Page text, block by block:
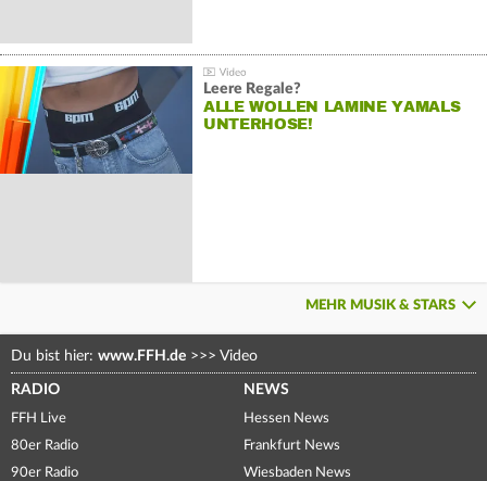
Leere Regale?
ALLE WOLLEN LAMINE YAMALS
UNTERHOSE!
MEHR MUSIK & STARS
Du bist hier: www.FFH.de >>> Video
RADIO
FFH Live
80er Radio
90er Radio
NEWS
Hessen News
Frankfurt News
Wiesbaden News